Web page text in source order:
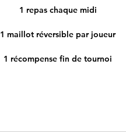
1 repas chaque midi
1 maillot réversible par joueur
1 récompense fin de tournoi